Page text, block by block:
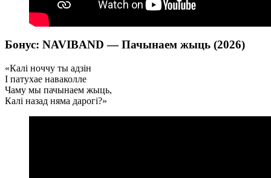
Бонус: NAVIBAND — Пачынаем жыць (2026)
«Калі ноччу ты адзін
І патухае наваколле
Чаму мы пачынаем жыць,
Калі назад няма дарогі?»